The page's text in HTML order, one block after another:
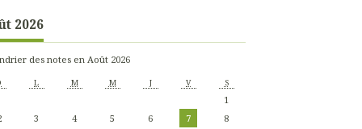
2026
des notes en Août 2026
L M M J V S
1
3 4 5 6 7
8